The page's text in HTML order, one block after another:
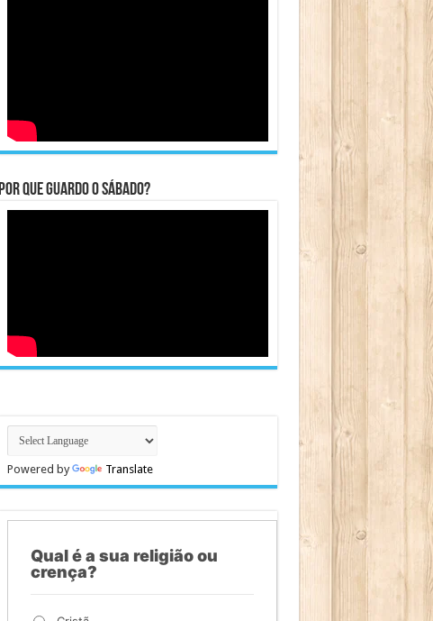
Por que guardo o Sábado?
Powered by Translate
Qual é a sua religião ou
crença?